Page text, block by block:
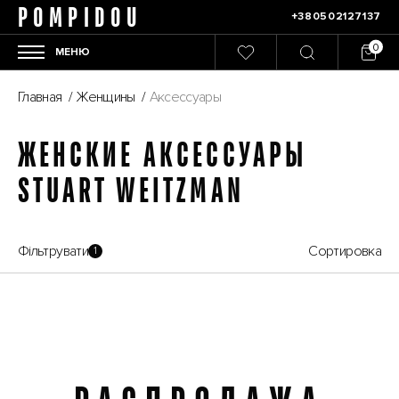
POMPIDOU +380502127137
МЕНЮ
Главная / Женщины / Аксессуары
ЖЕНСКИЕ АКСЕССУАРЫ
STUART WEITZMAN
Фільтрувати 1 Сортировка
Распродажа